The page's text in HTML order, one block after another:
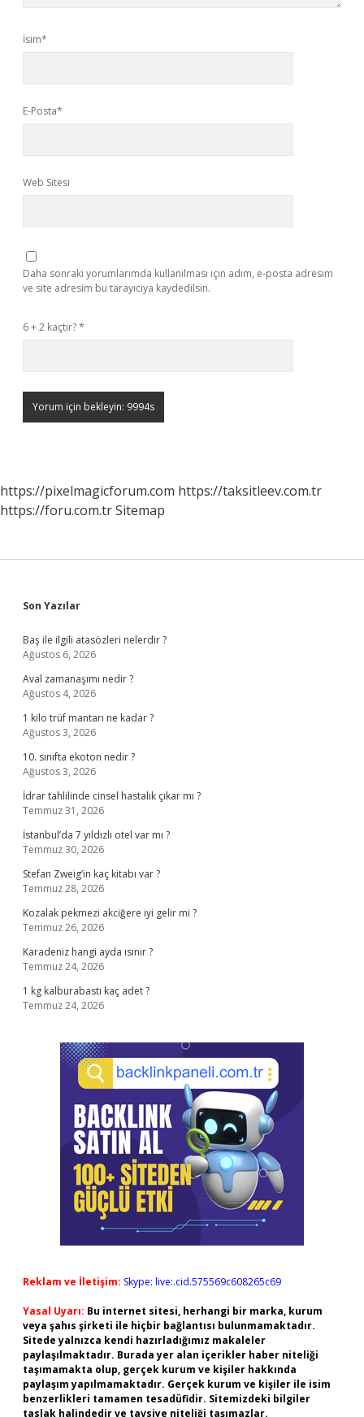
İsim*
E-Posta*
Web Sitesi
Daha sonraki yorumlarımda kullanılması için adım, e-posta adresim
ve site adresim bu tarayıcıya kaydedilsin.
6 + 2 kaçtır?*
https://pixelmagicforum.com https://taksitleev.com.tr
https://foru.com.trSitemap
Sidebar
Son Yazılar
Baş ile ilgili atasözleri nelerdir ?
Ağustos 6, 2026
Aval zamanaşımı nedir ?
Ağustos 4, 2026
1 kilo trüf mantarı ne kadar ?
Ağustos 3, 2026
10. sınıfta ekoton nedir ?
Ağustos 3, 2026
İdrar tahlilinde cinsel hastalık çıkar mı ?
Temmuz 31, 2026
İstanbul’da 7 yıldızlı otel var mı ?
Temmuz 30, 2026
Stefan Zweig’in kaç kitabı var ?
Temmuz 28, 2026
Kozalak pekmezi akciğere iyi gelir mi ?
Temmuz 26, 2026
Karadeniz hangi ayda ısınır ?
Temmuz 24, 2026
1 kg kalburabastı kaç adet ?
Temmuz 24, 2026
Reklam ve İletişim: Skype: live:.cid.575569c608265c69
Yasal Uyarı: Bu internet sitesi, herhangi bir marka, kurum
veya şahıs şirketi ile hiçbir bağlantısı bulunmamaktadır.
Sitede yalnızca kendi hazırladığımız makaleler
paylaşılmaktadır. Burada yer alan içerikler haber niteliği
taşımamakta olup, gerçek kurum ve kişiler hakkında
paylaşım yapılmamaktadır. Gerçek kurum ve kişiler ile isim
benzerlikleri tamamen tesadüfidir. Sitemizdeki bilgiler
taslak halindedir ve tavsiye niteliği taşımazlar.